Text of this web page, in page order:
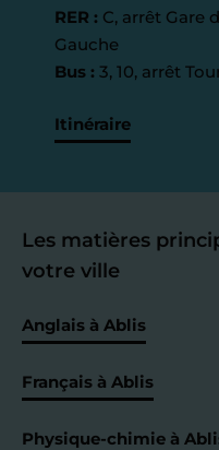
RER : C, arrêt Gare
Gauche
Bus : 3, 10, arrêt
Itinéraire
Les matières
votre ville
Anglais à Ablis
Français à Ablis
Physique-chimie à